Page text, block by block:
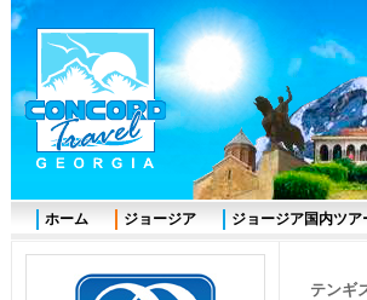
テンギ
ホーム ジョージア ジョージア国内ツア